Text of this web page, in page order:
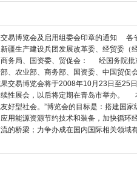
易博览会及启用组委会印章的通知 各
疆生产建设兵团发展改革委、经贸委（
商务局、国资委、贸促会： 经国务院批
、农业部、商务部、国资委、中国贸促
交易博览会将于2008年10月23日至25
性展会，以后将定期在青岛市举办。
好型社会。”博览会的目标是：搭建国
用能源资源节约技术和装备，加快循环
的桥梁；力争办成在国内国际相关领域